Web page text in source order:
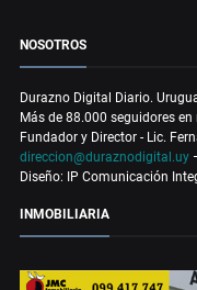
NOSOTROS
Durazno Digital Diario.
Más de 88.000 seguidores en
Fundador y Director - Lic.
direccion@duraznodigital.uy
Diseño: IP Comunicación
INMOBILIARIA